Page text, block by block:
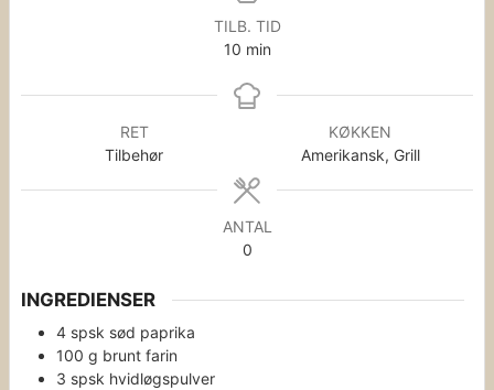
TILB. TID
10minutter
min
RET
Tilbehør
KØKKEN
Amerikansk, Grill
ANTAL
0
INGREDIENSER
4 spsk sød paprika
100 g brunt farin
3 spsk hvidløgspulver